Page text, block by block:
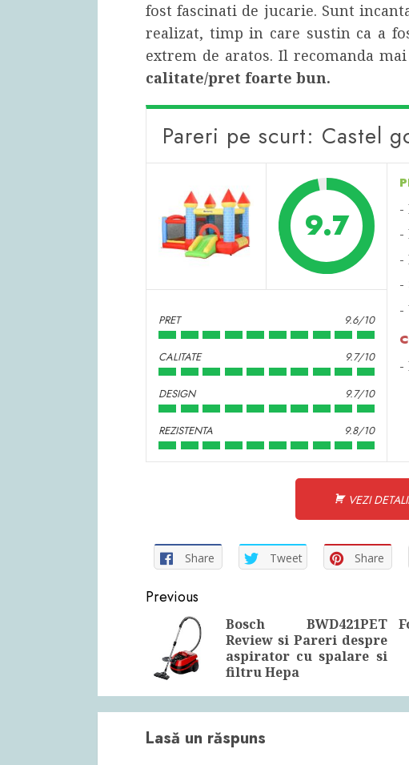
fost fascinati de jucarie. Sunt
realizat, timp in care sustin ca a
extrem de aratos. Il recomanda
calitate/pret foarte bun.
Pareri pe scurt: Castel
9.7
PRET 9.6/10
CALITATE 9.7/10
DESIGN 9.7/10
REZISTENTA 9.8/10
VEZI
Share Tweet Share
Continue
Reading
Previous
post:
Bosch BWD421PET
Review si Pareri despre
aspirator cu spalare si
filtru Hepa
Lasă un răspuns